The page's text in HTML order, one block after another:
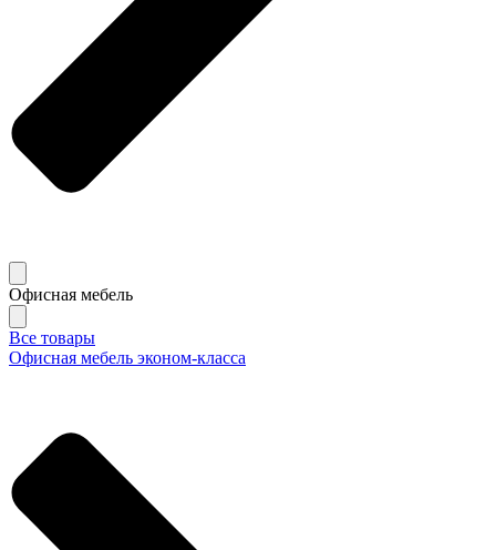
Офисная мебель
Все товары
Офисная мебель эконом-класса